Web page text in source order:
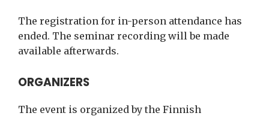
The registration for in-person attendance has
ended. The seminar recording will be made
available afterwards.
ORGANIZERS
The event is organized by the Finnish